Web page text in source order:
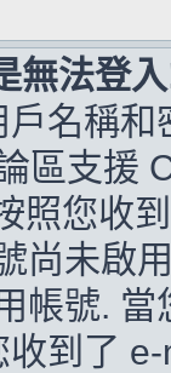
無法登
名稱
區支援
照您收
尚未啟
帳號.
到了